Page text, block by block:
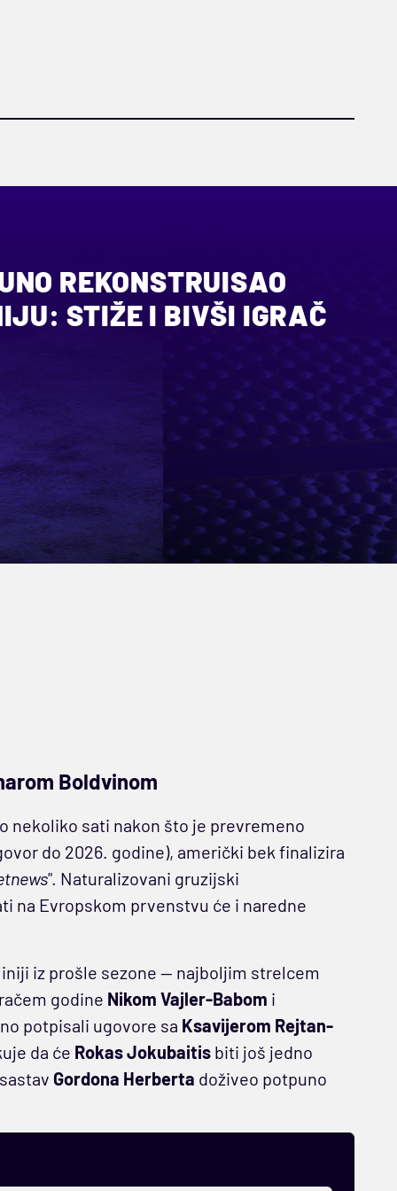
REKONSTRUISAO
STIŽE I BIVŠI IGRAČ
Boldvinom
nekoliko sati nakon što je prevremeno
do 2026. godine), američki bek finalizira
. Naturalizovani gruzijski
na Evropskom prvenstvu će i naredne
iz prošle sezone — najboljim strelcem
godine Nikom Vajler-Babom i
potpisali ugovore sa Ksavijerom Rejtan-
da će Rokas Jokubaitis biti još jedno
Gordona Herberta doživeo potpuno